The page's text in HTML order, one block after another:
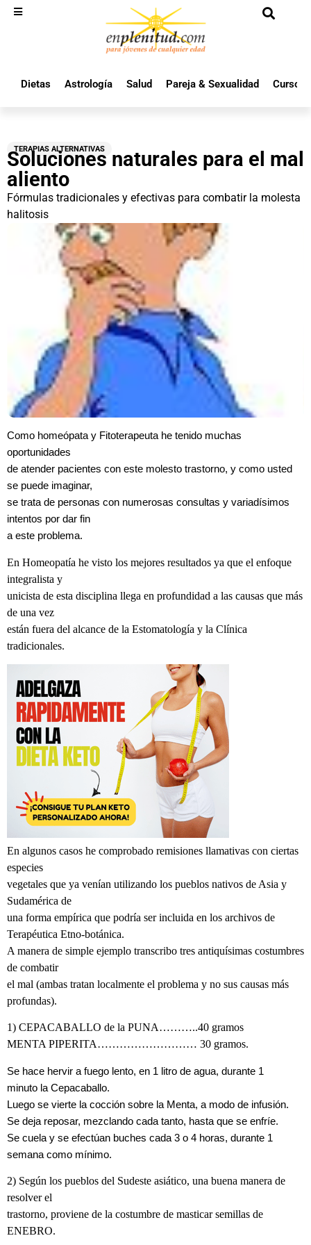
Dietas Astrología Salud Pareja & Sexualidad Cursos
TERAPIAS ALTERNATIVAS
Soluciones naturales para el mal
aliento
Fórmulas tradicionales y efectivas para combatir la molesta
halitosis
Como homeópata y Fitoterapeuta he tenido muchas
oportunidades
de atender pacientes con este molesto trastorno, y como usted
se puede imaginar,
se trata de personas con numerosas consultas y variadísimos
intentos por dar fin
a este problema.
En Homeopatía he visto los mejores resultados ya que el enfoque
integralista y
unicista de esta disciplina llega en profundidad a las causas que más
de una vez
están fuera del alcance de la Estomatología y la Clínica
tradicionales.
En algunos casos he comprobado remisiones llamativas con ciertas
especies
vegetales que ya venían utilizando los pueblos nativos de Asia y
Sudamérica de
una forma empírica que podría ser incluida en los archivos de
Terapéutica Etno-botánica.
A manera de simple ejemplo transcribo tres antiquísimas costumbres
de combatir
el mal (ambas tratan localmente el problema y no sus causas más
profundas).
1) CEPACABALLO de la PUNA………..40 gramos
MENTA PIPERITA……………………… 30 gramos.
Se hace hervir a fuego lento, en 1 litro de agua, durante 1
minuto la Cepacaballo.
Luego se vierte la cocción sobre la Menta, a modo de infusión.
Se deja reposar, mezclando cada tanto, hasta que se enfríe.
Se cuela y se efectúan buches cada 3 o 4 horas, durante 1
semana como mínimo.
2) Según los pueblos del Sudeste asiático, una buena manera de
resolver el
trastorno, proviene de la costumbre de masticar semillas de
ENEBRO.